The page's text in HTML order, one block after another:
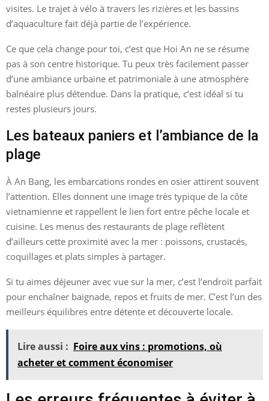
visites. Le trajet à vélo à travers les rizières et les bassins
d’aquaculture fait déjà partie de l’expérience.
Ce que cela change pour toi, c’est que Hoi An ne se résume
pas à son centre historique. Tu peux très facilement passer
d’une ambiance urbaine et patrimoniale à une atmosphère
balnéaire plus détendue. Dans la pratique, c’est idéal si tu
restes plusieurs jours.
Les bateaux paniers et l’ambiance de la
plage
À An Bang, les embarcations rondes en osier attirent souvent
l’attention. Elles donnent une image très typique de la côte
vietnamienne et rappellent le lien fort entre pêche locale et
cuisine. Les menus des restaurants de plage reflètent
d’ailleurs cette proximité avec la mer : poissons, crustacés,
coquillages et plats simples à partager.
Si tu aimes déjeuner avec vue sur la mer, c’est l’endroit parfait
pour enchaîner baignade, repos et fruits de mer. C’est l’un des
meilleurs équilibres entre détente et découverte locale.
Lire aussi : Foire aux vins : promotions, où
acheter et comment économiser